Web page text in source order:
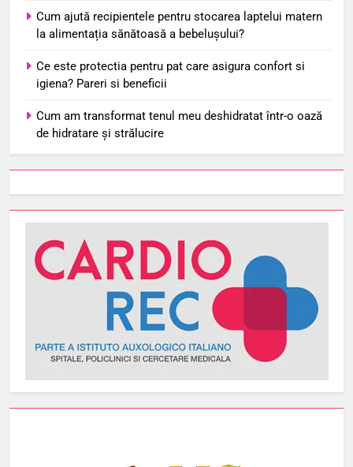
Cum ajută recipientele pentru stocarea laptelui matern
la alimentația sănătoasă a bebelușului?
Ce este protectia pentru pat care asigura confort si
igiena? Pareri si beneficii
Cum am transformat tenul meu deshidratat într-o oază
de hidratare și strălucire